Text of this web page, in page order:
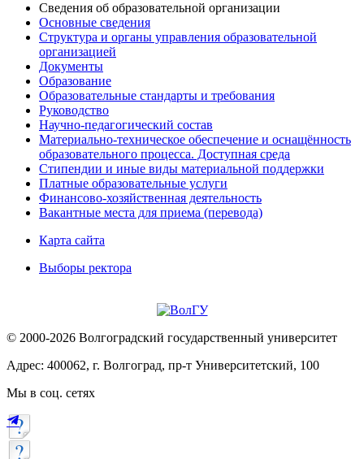
Сведения об образовательной организации
Основные сведения
Структура и органы управления образовательной
организацией
Документы
Образование
Образовательные стандарты и требования
Руководство
Научно-педагогический состав
Материально-техническое обеспечение и оснащённость
образовательного процесса. Доступная среда
Стипендии и иные виды материальной поддержки
Платные образовательные услуги
Финансово-хозяйственная деятельность
Вакантные места для приема (перевода)
Карта сайта
Выборы ректора
© 2000-2026 Волгоградский государственный университет
Адрес: 400062, г. Волгоград, пр-т Университетский, 100
Мы в соц. сетях